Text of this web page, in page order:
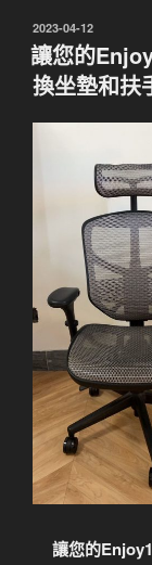
發
佈
於
2023-04-12
讓您的
換坐墊和扶
讓您的